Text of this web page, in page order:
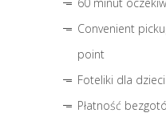
Convenient
point
Foteliki dla
Płatność